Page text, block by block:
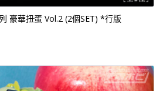
豪華扭蛋 Vol.2 (2個SET) *行版